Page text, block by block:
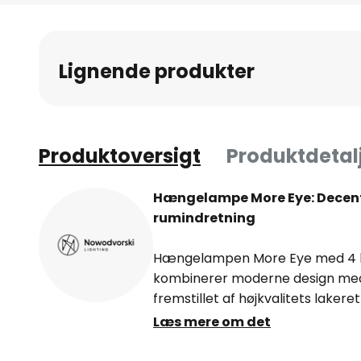
billedgalleriet
Lignende produkter
Produktoversigt
Hængelampe More Eye:
rumindretning
Hængelampen More Eye med
kombinerer moderne design
fremstillet af højkvalitets
supplement til stuen og
Læs mere om det